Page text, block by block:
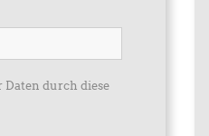
durch diese